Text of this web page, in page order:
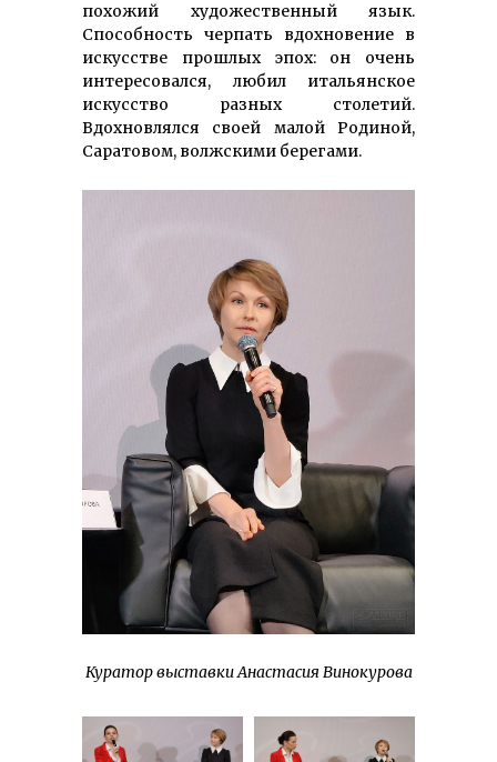
похожий художественный язык.
Способность черпать вдохновение в
искусстве прошлых эпох: он очень
интересовался, любил итальянское
искусство разных столетий.
Вдохновлялся своей малой Родиной,
Саратовом, волжскими берегами.
Куратор выставки Анастасия Винокурова